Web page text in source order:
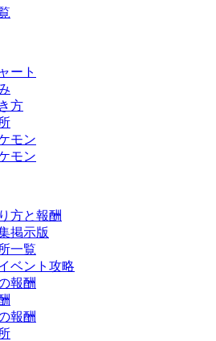
ート
方
モン
モン
方と報酬
掲示版
一覧
ベント攻略
報酬
報酬